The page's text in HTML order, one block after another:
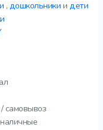
, дошкольники и дети
самовывоз